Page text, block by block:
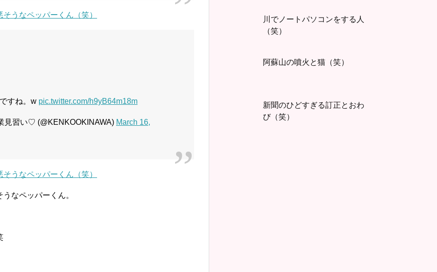
すね。w pic.twitter.com/h9yB64m18m
習い♡ (@KENKOOKINAWA) March 16,
なペッパーくん。
川でノートパソコンをする人
（笑）
阿蘇山の噴火と猫（笑）
新聞のひどすぎる訂正とおわ
び（笑）